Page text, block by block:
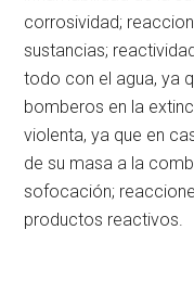
corrosividad;
sustancias;
todo con el agua, ya
bomberos en la
violenta, ya que en
de su masa a la
sofocación;
productos reactivos.